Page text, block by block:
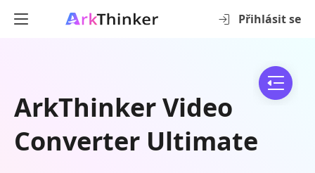
Přihlásit se
ArkThinker Video
Converter Ultimate